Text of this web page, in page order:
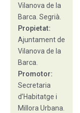
Vilanova de la
Barca. Segrià.
Propietat:
Ajuntament de
Vilanova de la
Barca.
Promotor:
Secretaria
d’Habitatge i
Millora Urbana.